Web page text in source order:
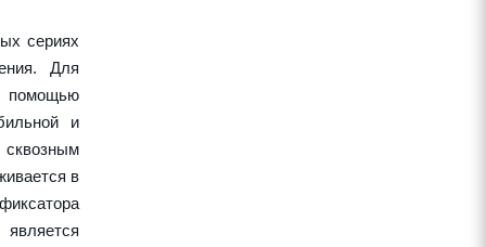
сериях
Для
помощью
и
в